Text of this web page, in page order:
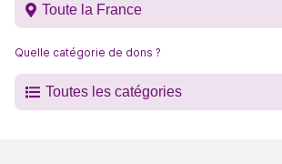
Toute la France
Quelle catégorie de dons ?
Toutes les catégories